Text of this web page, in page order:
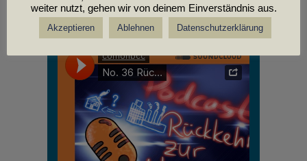
PODCASTS
weiter nutzt, gehen wir von deinem Einverständnis aus.
Akzeptieren Ablehnen Datenschutzerklärung